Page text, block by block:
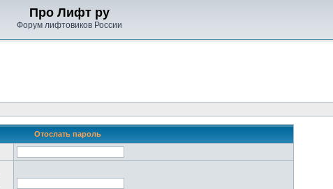
Про Лифт ру
Форум лифтовиков России
Отослать пароль